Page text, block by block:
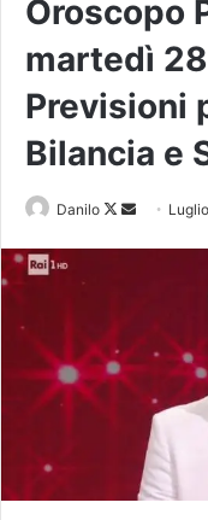
Oroscopo
martedì
Previsioni
Bilancia e
Danilo